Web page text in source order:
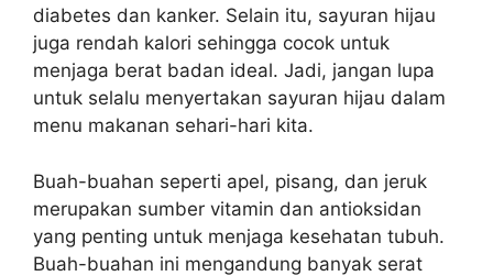
diabetes dan kanker. Selain itu, sayuran hijau
juga rendah kalori sehingga cocok untuk
menjaga berat badan ideal. Jadi, jangan lupa
untuk selalu menyertakan sayuran hijau dalam
menu makanan sehari-hari kita.
Buah-buahan seperti apel, pisang, dan jeruk
merupakan sumber vitamin dan antioksidan
yang penting untuk menjaga kesehatan tubuh.
Buah-buahan ini mengandung banyak serat